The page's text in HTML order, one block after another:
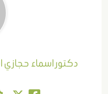
دكتور اسماء حجازي